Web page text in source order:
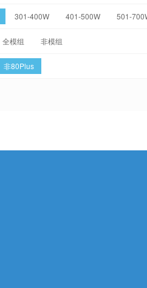
301-400W 401-500W 501-
全模组 非模组
非80Plus